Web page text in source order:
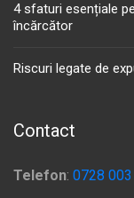
4 sfaturi esențiale
încărcător
Riscuri legate de
Contact
Telefon: 0728